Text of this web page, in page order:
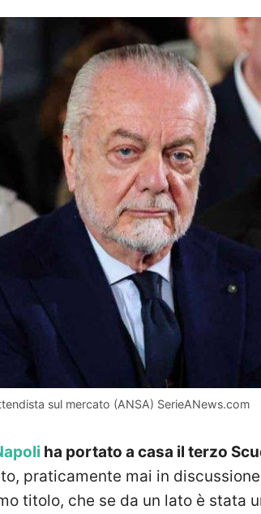
sul mercato (ANSA) SerieANews.com
ha portato a casa il terzo
praticamente mai in
titolo, che se da un lato è stata